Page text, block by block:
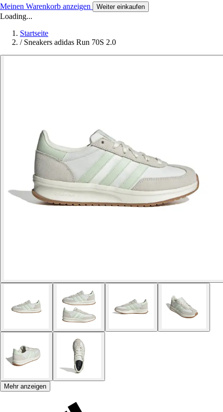
Meinen Warenkorb anzeigen Weiter einkaufen
Loading...
Startseite
/ Sneakers adidas Run 70S 2.0
Mehr anzeigen